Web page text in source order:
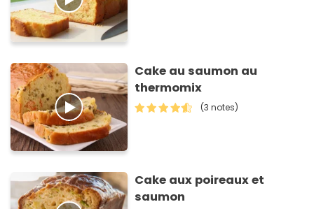
Cake au saumon au
thermomix
(3 notes)
Cake aux poireaux et
saumon